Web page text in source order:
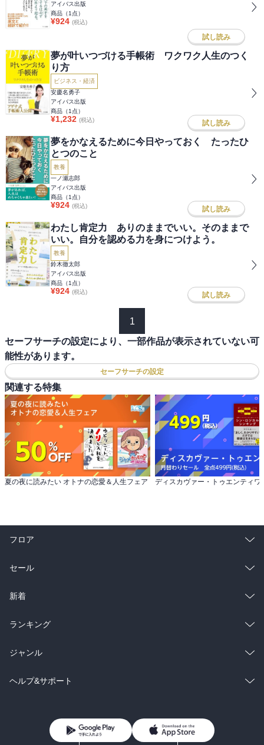
アイバス出版
商品（1 点）
¥924 (税込)
試し読み
夢が叶いつづける手帳術 ワクワク人生のつく
り方
ビジネス・経済
安慶名勇子
アイバス出版
商品（1 点）
¥1,232 (税込) 試し読み
夢をかなえるために今日やっておく たったひ
とつのこと
教養
一ノ瀬志郎
アイバス出版
商品（1 点）
¥924 (税込) 試し読み
わたし肯定力 ありのままでいい。そのままで
いい。自分を認める力を身につけよう。
教養
鈴木徹太郎
アイバス出版
商品（1 点）
¥924 (税込) 試し読み
1
セーフサーチの設定により、一部作品が表示されていない可
能性があります。
セーフサーチの設定
関連する特集
夏の夜に読みたい オトナの恋愛＆人生フェア
フロア
総合
ラノベ
雑誌・グラビア
BL・TL
セール
総合
ラノベ
雑誌・グラビア
BL・TL
新着
総合
ラノベ
雑誌・グラビア
ランキング
総合
ラノベ
ジャンル
コミック
ライトノベル 男子向けラノベ
ヘルプ&サポート
よくあるご質問 お問い合わせ